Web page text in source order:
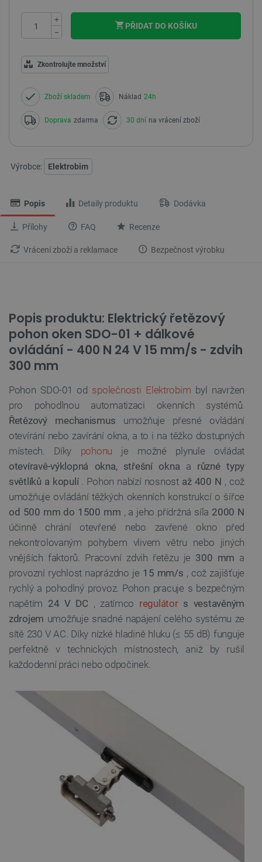
+
−
PŘIDAT DO KOŠÍKU
Zkontrolujte množství
Zboží skladem Náklad 24h
Doprava zdarma 30 dní na vrácení zboží
Výrobce: Elektrobim
Popis Detaily produktu Dodávka
Přílohy FAQ Recenze
Vrácení zboží a reklamace Bezpečnost výrobku
Popis produktu: Elektrický řetězový
pohon oken SDO-01 + dálkové
ovládání - 400 N 24 V 15 mm/s - zdvih
300 mm
Pohon SDO-01 od společnosti Elektrobim byl navržen
pro pohodlnou automatizaci okenních systémů.
Řetězový mechanismus umožňuje přesné ovládání
otevírání nebo zavírání okna, a to i na těžko dostupných
místech. Díky pohonu je možné plynule ovládat
otevíravě-výklopná okna, střešní okna a různé typy
světlíků a kopulí. Pohon nabízí nosnost až 400 N , což
umožňuje ovládání těžkých okenních konstrukcí o šířce
od 500 mm do 1500 mm , a jeho přídržná síla 2000 N
účinně chrání otevřené nebo zavřené okno před
nekontrolovaným pohybem vlivem větru nebo jiných
vnějších faktorů. Pracovní zdvih řetězu je 300 mm a
provozní rychlost naprázdno je 15 mm/s , což zajišťuje
rychlý a pohodlný provoz. Pohon pracuje s bezpečným
napětím 24 V DC , zatímco regulátors vestavěným
zdrojem umožňuje snadné napájení celého systému ze
sítě 230 V AC. Díky nízké hladině hluku (≤ 55 dB) funguje
perfektně v technických místnostech, aniž by rušil
každodenní práci nebo odpočinek.